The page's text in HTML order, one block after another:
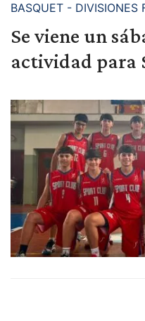
BASQUET - DIVISIONES
Se viene un
actividad para